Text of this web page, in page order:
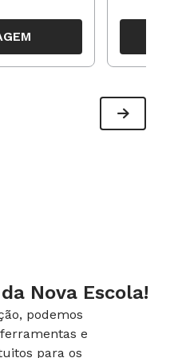
o
do
propostas
Nova Escola!
podemos
e
para os